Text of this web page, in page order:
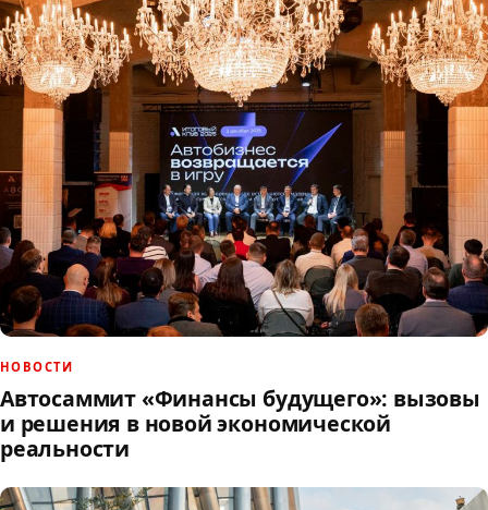
НОВОСТИ
Автосаммит «Финансы будущего»: вызовы
и решения в новой экономической
реальности